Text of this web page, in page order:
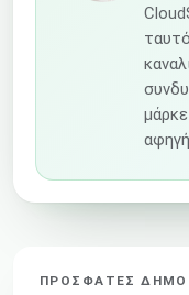
ΠΡΌΣΦΑΤΕΣ